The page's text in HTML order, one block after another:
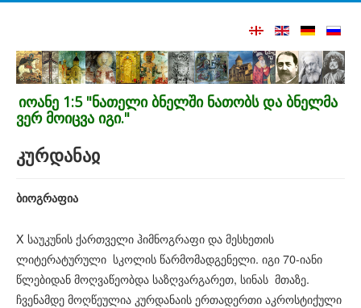
იოანე 1:5 "ნათელი ბნელში ნათობს და ბნელმა
ვერ მოიცვა იგი."
კურდანაჲ
ბიოგრაფია
X საუკუნის ქართველი ჰიმნოგრაფი და მესხეთის
ლიტერატურული სკოლის წარმომადგენელი. იგი 70-იანი
წლებიდან მოღვაწეობდა საზღვარგარეთ, სინას მთაზე.
ჩვენამდე მოღწეულია კურდანაის ერთადერთი აკროსტიქული